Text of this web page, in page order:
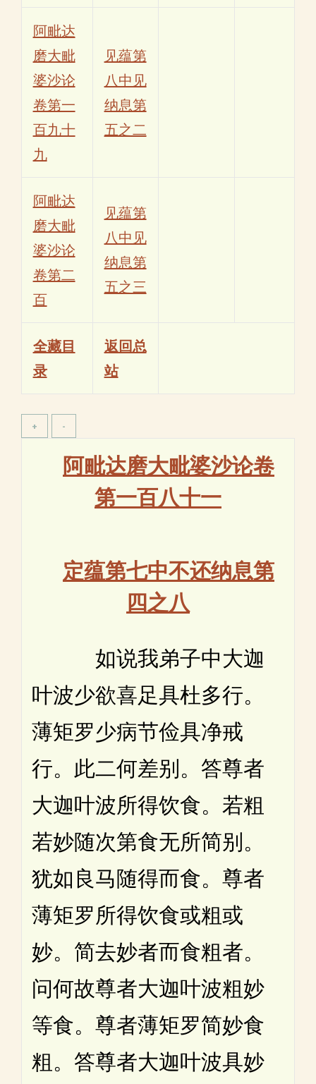
阿毗达
磨大毗
婆沙论
卷第一
百九十
九
见蕴第
八中见
纳息第
五之二
阿毗达
磨大毗
婆沙论
卷第二
百
见蕴第
八中见
纳息第
五之三
全藏目
录
返回总
站
阿毗达磨大毗婆沙论卷
第一百八十一
定蕴第七中不还纳息第
四之八
如说我弟子中大迦
叶波少欲喜足具杜多行。
薄矩罗少病节俭具净戒
行。此二何差别。答尊者
大迦叶波所得饮食。若粗
若妙随次第食无所简别。
犹如良马随得而食。尊者
薄矩罗所得饮食或粗或
妙。简去妙者而食粗者。
问何故尊者大迦叶波粗妙
等食。尊者薄矩罗简妙食
粗。答尊者大迦叶波具妙